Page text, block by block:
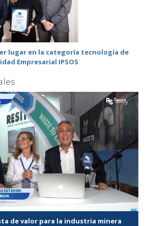
lugar en la categoría tecnología de
Empresarial IPSOS
de valor para la industria minera